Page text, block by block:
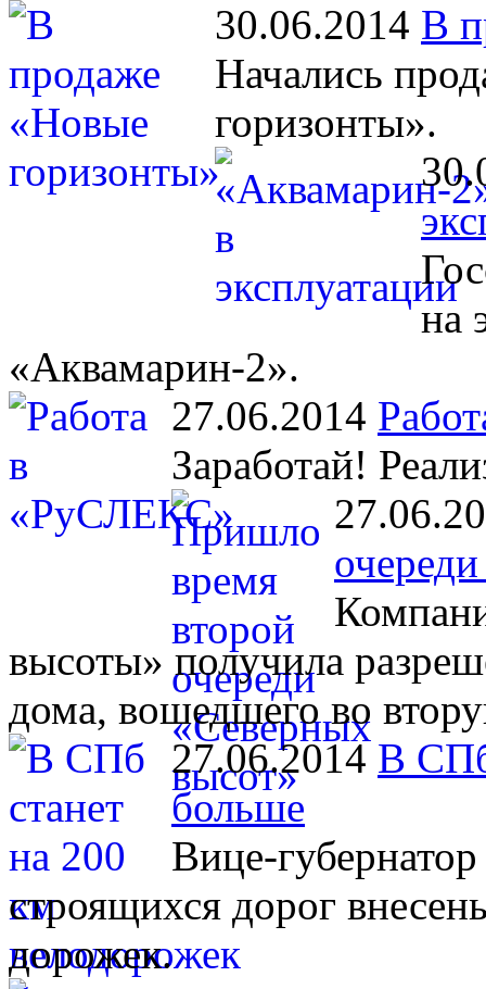
30.06.2014 В
Начались
горизонты».
на
«Аквамарин-2».
27.06.2014
Заработай!
высоты» получила
дома, вошедшего во
27.06.2014 В
больше
Вице-
строящихся дорог
дорожек.